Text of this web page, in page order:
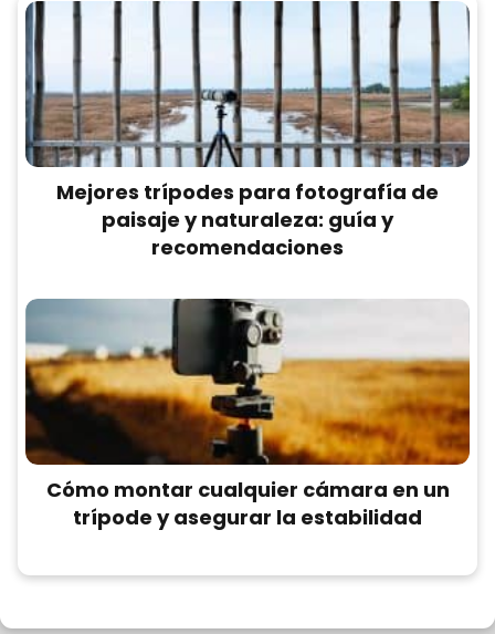
Mejores trípodes para fotografía de
paisaje y naturaleza: guía y
recomendaciones
Cómo montar cualquier cámara en un
trípode y asegurar la estabilidad